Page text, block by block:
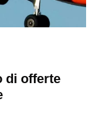
di offerte